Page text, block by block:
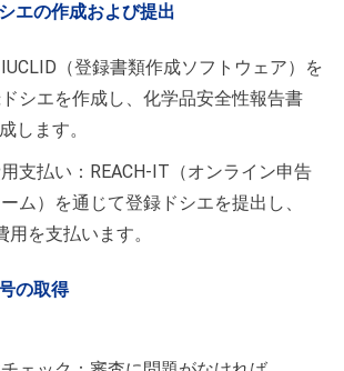
エの作成および提出
（登録書類作成ソフトウェア）
を
シエを作成し、化学品安全性報告書
します。
支払い：REACH-IT （オンライン申告
ム）
を通じて登録ドシエを提出し、
用を支払います。
の取得